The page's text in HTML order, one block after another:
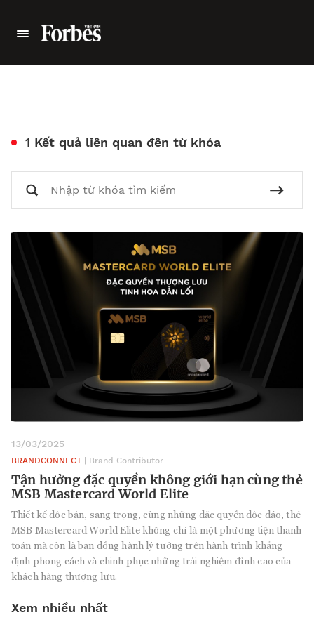
1 Kết quả liên quan đên từ khóa
13/03/2025
BRANDCONNECT | Brand Contributor
Tận hưởng đặc quyền không giới hạn cùng thẻ
MSB Mastercard World Elite
Thiết kế độc bản, sang trọng, cùng những đặc quyền độc đáo, thẻ
MSB Mastercard World Elite không chỉ là một phương tiện thanh
toán mà còn là bạn đồng hành lý tưởng trên hành trình khẳng
định phong cách và chinh phục những trải nghiệm đỉnh cao của
khách hàng thượng lưu.
Xem nhiều nhất